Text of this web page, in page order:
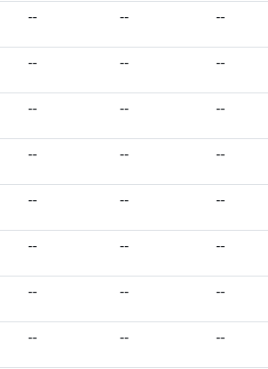
-- -- --
-- -- --
-- -- --
-- -- --
-- -- --
-- -- --
-- -- --
-- -- --